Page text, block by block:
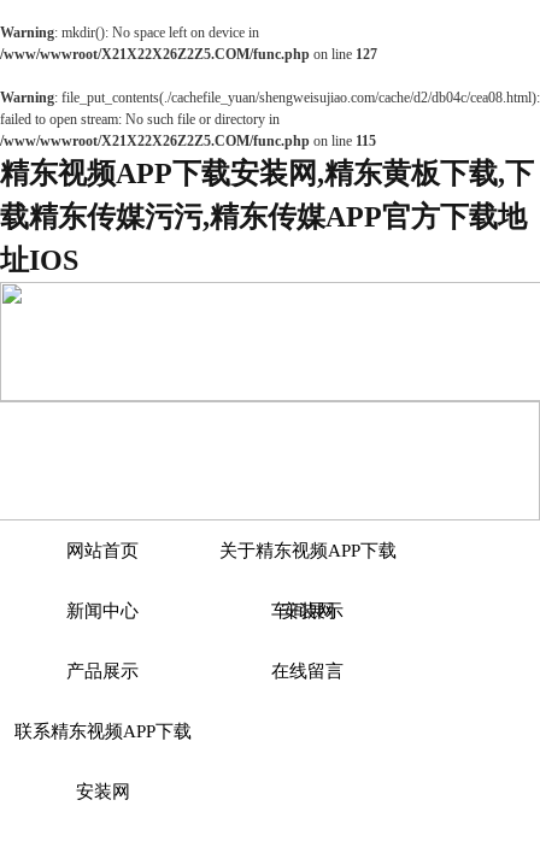
Warning: mkdir(): No space left on device in
/www/wwwroot/X21X22X26Z2Z5.COM/func.php on line 127
Warning: file_put_contents(./cachefile_yuan/shengweisujiao.com/cache/d2/db04c/cea08.html):
failed to open stream: No such file or directory in
/www/wwwroot/X21X22X26Z2Z5.COM/func.php on line 115
精东视频APP下载安装网,精东黄板下载,下
载精东传媒污污,精东传媒APP官方下载地
址IOS
网站首页 关于精东视频APP下载
安装网
新闻中心 车间展示
产品展示 在线留言
联系精东视频APP下载
安装网